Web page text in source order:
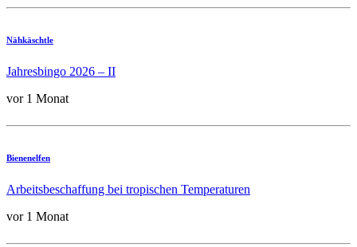
Nähkäschtle
Jahresbingo 2026 – II
vor 1 Monat
Bienenelfen
Arbeitsbeschaffung bei tropischen Temperaturen
vor 1 Monat